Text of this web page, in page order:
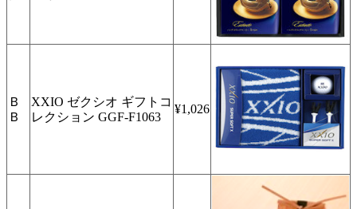
Ｂ
Ｂ
XXIO ゼクシオ ギフトコ
レクション GGF-F1063
¥1,026